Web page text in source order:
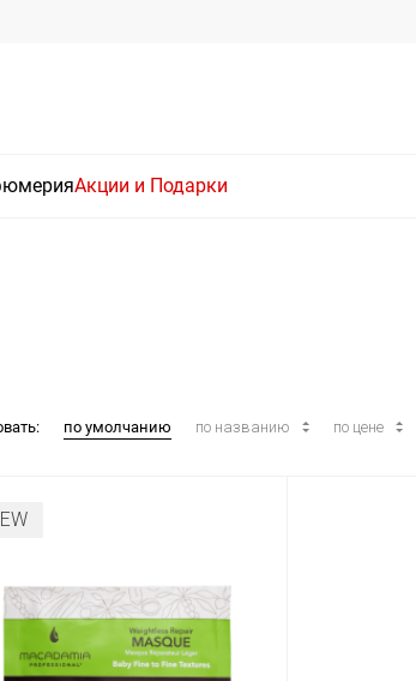
Акции и Подарки
по умолчанию по названию по цене